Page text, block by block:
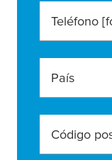
País